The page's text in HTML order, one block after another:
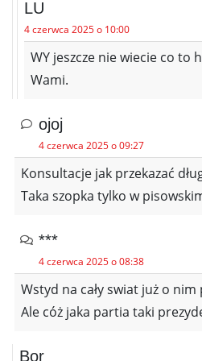
LU
4 czerwca 2025 o 10:00
WY jeszcze nie wiecie co to
Wami.
ojoj
4 czerwca 2025 o 09:27
Konsultacje jak przekazać
Taka szopka tylko w
***
4 czerwca 2025 o 08:38
Wstyd na cały swiat już o
Ale cóż jaka partia taki
Bor